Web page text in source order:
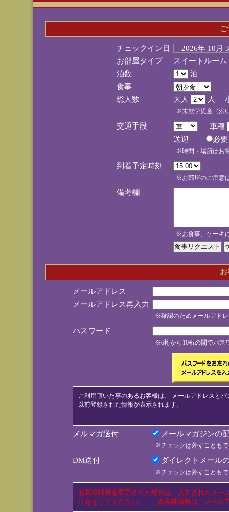
チェックイン日
2026年 10
お部屋タイプ
スイートルー
泊数
泊
食事
総人数
大人 人
※未就学児童（添
交通手段
車種
送迎
※時間・場所はお
到着予定時刻
※お部屋のご用意
備考欄
※お食事、ケーキ
メールアドレス
メールアドレス再入力
※確認のためメールアド
パスワード
※6桁から10桁の間でパス
ご利用頂いた事のあるお客様は、 メールアドレスと
以前登録された情報が表示されます。
メルマガ送付 メールマガジンの
※チェックは外すことも
DM送付 ダイレクトメール
※チェックは外すことも
お客様情報を変更された場合は、入力されたメ
注意をしてください。 お客様情報は、メール